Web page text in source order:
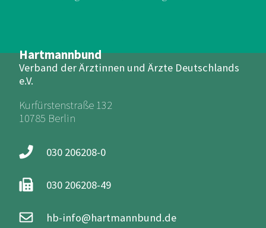
Hartmannbund
Verband der Ärztinnen und Ärzte Deutschlands
e.V.
Kurfürstenstraße 132
10785 Berlin
030 206208-0
030 206208-49
hb-info@hartmannbund.de